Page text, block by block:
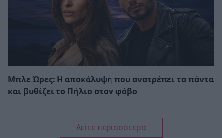
Μπλε Ώρες: Η αποκάλυψη που ανατρέπει τα πάντα
και βυθίζει το Πήλιο στον φόβο
Δείτε περισσότερα